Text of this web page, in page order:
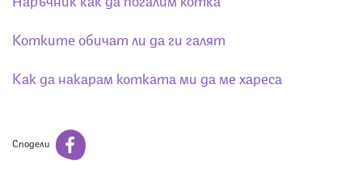
Котките обичат ли да ги галят
Как да накарам котката ми да ме хареса
Сподели